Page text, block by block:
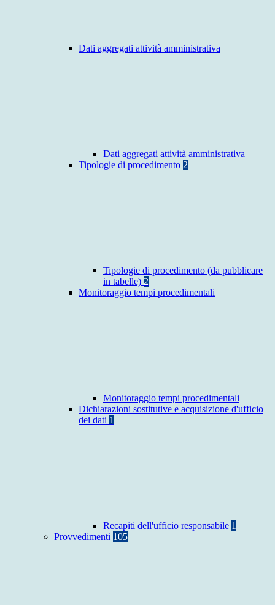
Dati aggregati attività amministrativa
Dati aggregati attività amministrativa
Tipologie di procedimento 2
Tipologie di procedimento (da pubblicare
in tabelle) 2
Monitoraggio tempi procedimentali
Monitoraggio tempi procedimentali
Dichiarazioni sostitutive e acquisizione d'ufficio
dei dati 1
Recapiti dell'ufficio responsabile 1
Provvedimenti 105